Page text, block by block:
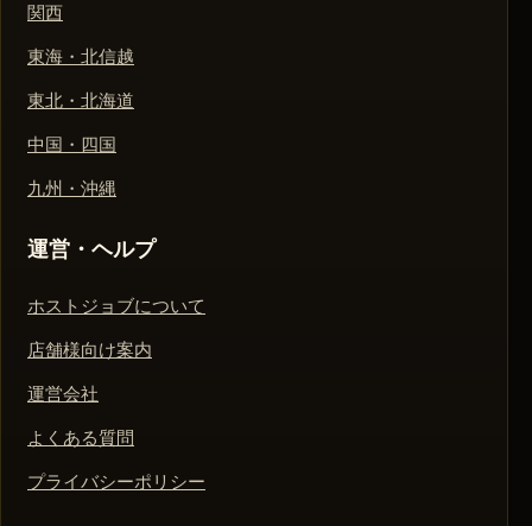
関西
東海・北信越
東北・北海道
中国・四国
九州・沖縄
運営・ヘルプ
ホストジョブについて
店舗様向け案内
運営会社
よくある質問
プライバシーポリシー